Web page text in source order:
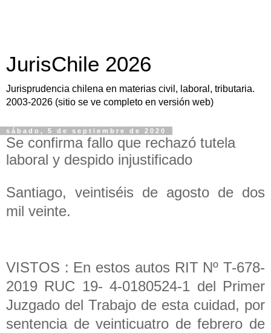
JurisChile 2026
Jurisprudencia chilena en materias civil, laboral, tributaria.
2003-2026 (sitio se ve completo en versión web)
sábado, 5 de septiembre de 2020
Se confirma fallo que rechazó tutela
laboral y despido injustificado
Santiago, veintiséis de agosto de dos
mil veinte.
VISTOS : En estos autos RIT Nº T-678-
2019 RUC 19- 4-0180524-1 del Primer
Juzgado del Trabajo de esta cuidad, por
sentencia de veinticuatro de febrero de